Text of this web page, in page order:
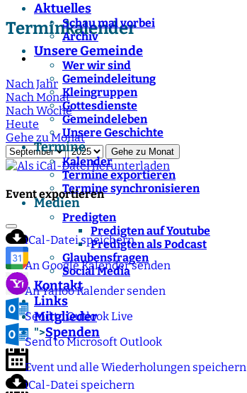
Aktuelles
Schau mal vorbei
Archiv
Unsere Gemeinde
Wer wir sind
Gemeindeleitung
Kleingruppen
Gottesdienste
Gemeindeleben
Unsere Geschichte
Termine
Kalender
Termine exportieren
Termine synchronisieren
Medien
Predigten
Predigten auf Youtube
Predigten als Podcast
Glaubensfragen
Social Media
Kontakt
Links
Mitglieder
">Spenden
Terminkalender
Nach Jahr
Nach Monat
Nach Woche
Heute
Gehe zu Monat
Gehe zu Monat
Event exportieren
iCal-Datei speichern
An Google Kalender senden
An Yahoo Kalender senden
Send to Outlook Live
Send to Microsoft Outlook
Event und alle Wiederholungen speichern
iCal-Datei speichern